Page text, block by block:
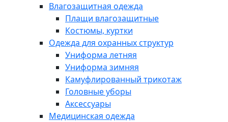
Влагозащитная одежда
Плащи влагозащитные
Костюмы, куртки
Одежда для охранных структур
Униформа летняя
Униформа зимняя
Камуфлированный трикотаж
Головные уборы
Аксессуары
Медицинская одежда